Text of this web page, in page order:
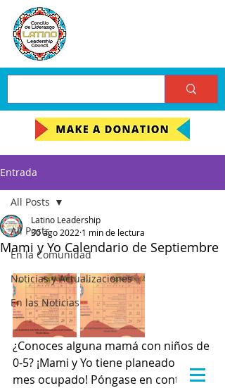
Entrada
All Posts
En la Comunidad
Noticias y Actualizaciones
En las Noticias
All Posts
Mami y Yo Calendario de Septiembre
Latino Leadership
30 ago 2022 1 min de lectura
¿Conoces alguna mamá con niños de
0-5? ¡Mami y Yo tiene planeado un
mes ocupado! Póngase en contacto